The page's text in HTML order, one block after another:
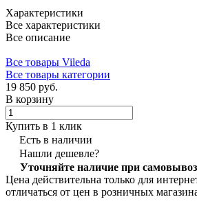
Характеристики
Все характеристики
Все описание
Все товары Vileda
Все товары категории
19 850 руб.
В корзину
Купить в 1 клик
Есть в наличии
Нашли дешевле?
Уточняйте наличие при
Цена действительна только для
отличаться от цен в розничных